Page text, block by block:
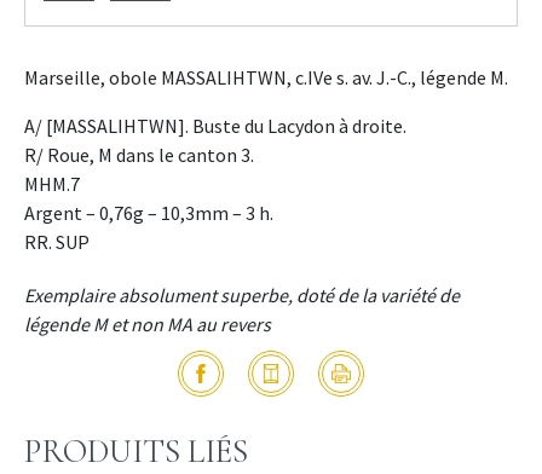
Marseille, obole MASSALIHTWN, c.IVe s. av. J.-C., légende M.
A/ [MASSALIHTWN]. Buste du Lacydon à droite.
R/ Roue, M dans le canton 3.
MHM.7
Argent – 0,76g – 10,3mm – 3 h.
RR. SUP
Exemplaire absolument superbe, doté de la variété de
légende M et non MA au revers
PRODUITS LIÉS